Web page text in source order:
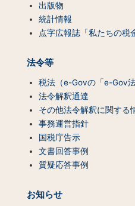
出版物
統計情報
点字広報誌「私たちの税
法令等
税法（e-Govの「e-Gov
法令解釈通達
その他法令解釈に関する
事務運営指針
国税庁告示
文書回答事例
質疑応答事例
お知らせ